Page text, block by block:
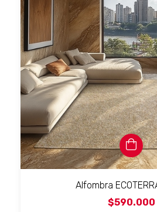
Alfombra
$590.000